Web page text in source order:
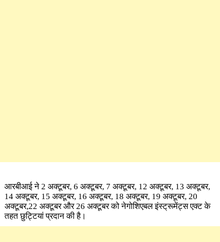
आरबीआई ने 2 अक्टूबर, 6 अक्टूबर, 7 अक्टूबर, 12 अक्टूबर, 13 अक्टूबर,
14 अक्टूबर, 15 अक्टूबर, 16 अक्टूबर, 18 अक्टूबर, 19 अक्टूबर, 20
अक्टूबर,22 अक्टूबर और 26 अक्टूबर को नेगोशिएबल इंस्ट्रूमेंट्स एक्ट के
तहत छुट्टियां प्रदान की है।